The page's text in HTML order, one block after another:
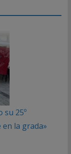
su 25º
la grada»